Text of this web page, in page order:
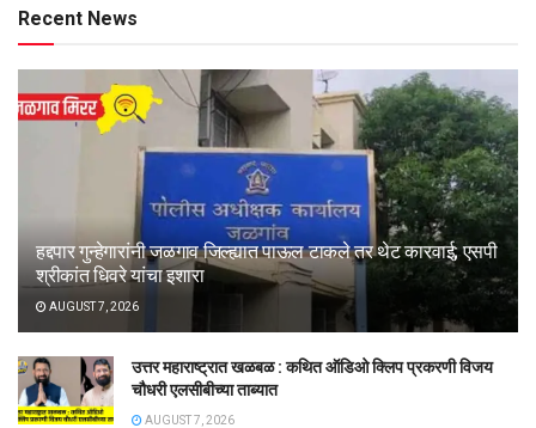
Recent News
हद्दपार गुन्हेगारांनी जळगाव जिल्ह्यात पाऊल टाकले तर थेट कारवाई; एसपी
श्रीकांत धिवरे यांचा इशारा
AUGUST 7, 2026
उत्तर महाराष्ट्रात खळबळ : कथित ऑडिओ क्लिप प्रकरणी विजय
चौधरी एलसीबीच्या ताब्यात
AUGUST 7, 2026